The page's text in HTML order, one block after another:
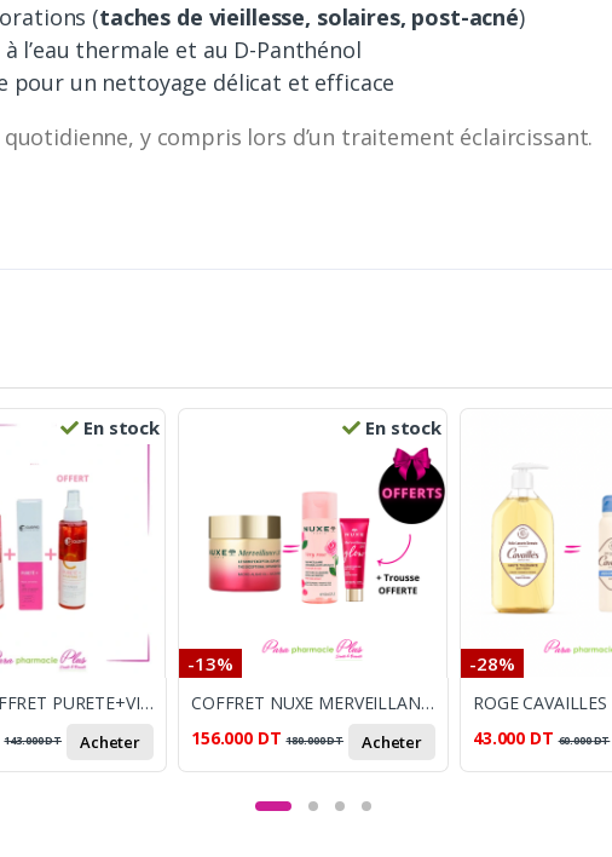
(taches de vieillesse, solaires, post-acné)
à l’eau thermale et au D-Panthénol
pour un nettoyage délicat et efficace
y compris lors d’un traitement éclaircissant.
En stock
ALANIA COFFRET PURETE+VIT C GEL NETTOYANT 250ML+ CREME HYDRATANTE 50ML+ EAU TONIQUE 150ML ET TOUSSE OFFERTS
143.000DT Acheter
En stock
-13%
COFFRET NUXE MERVEILLANCE LIFT + NUXE VERY ROSE DEMAQUILLENTE + CREME GLOW +TROSSE OFFERTS
156.000 DT 180.000DT Acheter
-28%
43.000 DT 60.000DT